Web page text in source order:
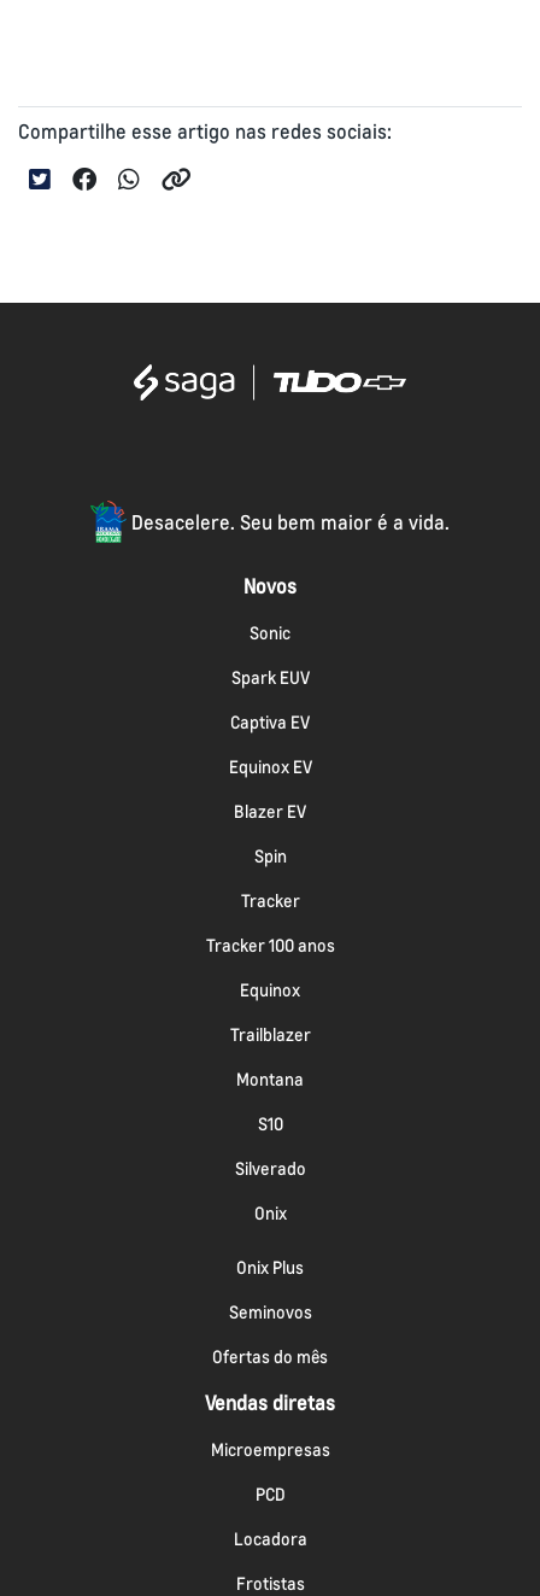
Compartilhe esse artigo nas redes sociais:
Desacelere. Seu bem maior é a vida.
Novos
Sonic
Spark EUV
Captiva EV
Equinox EV
Blazer EV
Spin
Tracker
Tracker 100 anos
Equinox
Trailblazer
Montana
S10
Silverado
Onix
Onix Plus
Seminovos
Ofertas do mês
Vendas diretas
Microempresas
PCD
Locadora
Frotistas